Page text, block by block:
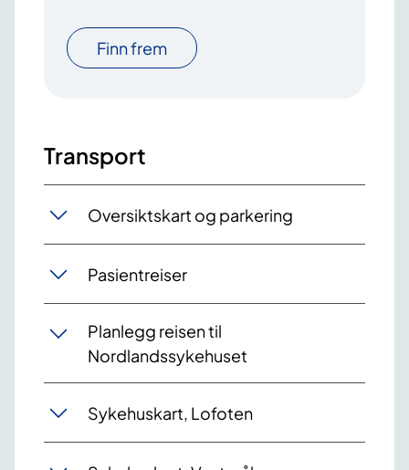
Finn frem
Transport
Oversiktskart og parkering
Pasientreiser
Planlegg reisen til
Nordlandssykehuset
Sykehuskart, Lofoten